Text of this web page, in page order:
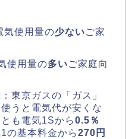
気使用量の少ないご家
使用量の多いご家庭向
東京ガスの「ガス」
うと電気代が安くな
も電気1Sから0.5％
の基本料金から270円